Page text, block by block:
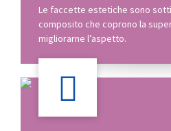
Le faccette estetiche sono
composito che coprono la
migliorarne l’aspetto.